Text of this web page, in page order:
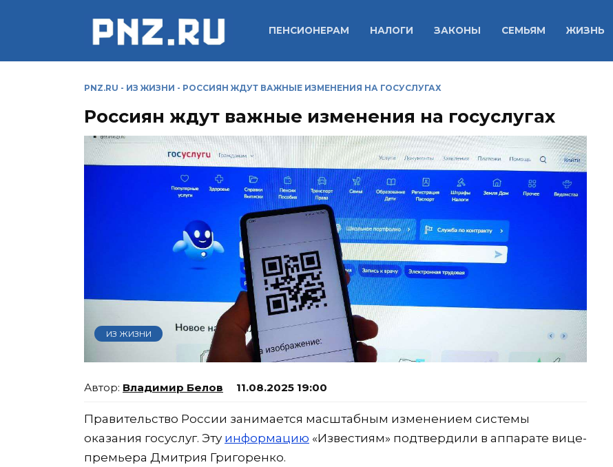
ПЕНСИОНЕРАМ НАЛОГИ ЗАКОНЫ СЕМЬЯМ ЖИЗНЬ
PNZ.RU - ИЗ ЖИЗНИ - РОССИЯН ЖДУТ ВАЖНЫЕ ИЗМЕНЕНИЯ НА ГОСУСЛУГАХ
Россиян ждут важные изменения на госуслугах
ИЗ ЖИЗНИ
Владимир Белов 11.08.2025 19:00
Правительство России занимается масштабным изменением системы
оказания госуслуг. Эту информацию «Известиям» подтвердили в аппарате вице-
премьера Дмитрия Григоренко.